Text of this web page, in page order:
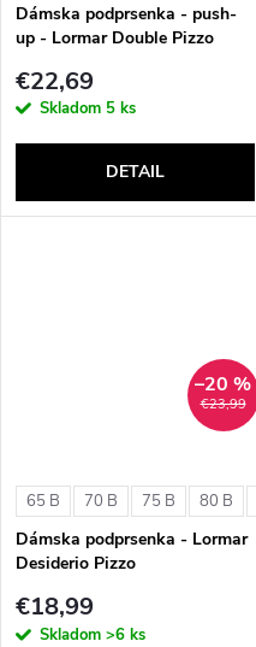
Dámska podprsenka - push-
up - Lormar Double Pizzo
€22,69
Skladom 5 ks
DETAIL
€23,99
–20 %
65 B 70 B 75 B 80 B
Dámska podprsenka - Lormar
Desiderio Pizzo
€18,99
Skladom >6 ks